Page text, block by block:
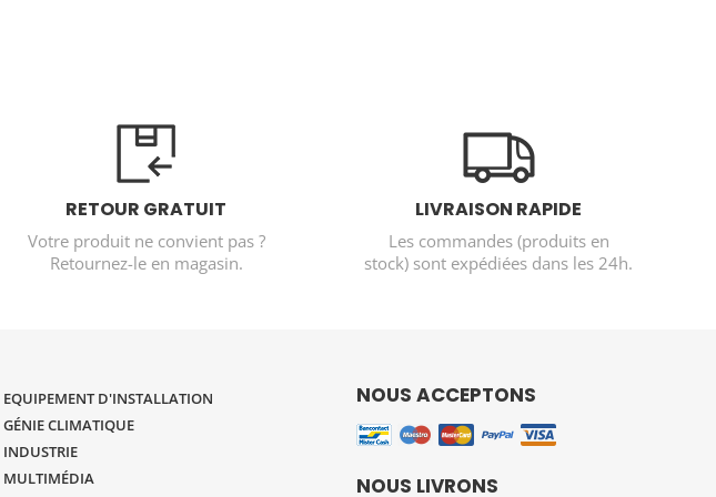
RETOUR GRATUIT
Votre produit ne convient pas ?
Retournez-le en magasin.
LIVRAISON RAPIDE
Les commandes (produits en
stock) sont expédiées dans les 24h.
EQUIPEMENT D'INSTALLATION
GÉNIE CLIMATIQUE
INDUSTRIE
MULTIMÉDIA
NOUS ACCEPTONS
NOUS LIVRONS